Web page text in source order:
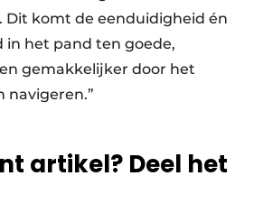
Dit komt de eenduidigheid én
in het pand ten goede,
gemakkelijker door het
navigeren.”
artikel? Deel het